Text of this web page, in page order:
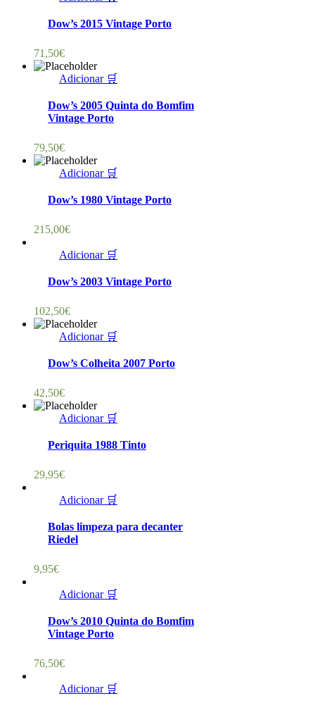
Dow’s 2015 Vintage Porto
71,50€
Adicionar 🛒
Dow’s 2005 Quinta do Bomfim
Vintage Porto
79,50€
Adicionar 🛒
Dow’s 1980 Vintage Porto
215,00€
Adicionar 🛒
Dow’s 2003 Vintage Porto
102,50€
Adicionar 🛒
Dow’s Colheita 2007 Porto
42,50€
Adicionar 🛒
Periquita 1988 Tinto
29,95€
Adicionar 🛒
Bolas limpeza para decanter
Riedel
9,95€
Adicionar 🛒
Dow’s 2010 Quinta do Bomfim
Vintage Porto
76,50€
Adicionar 🛒